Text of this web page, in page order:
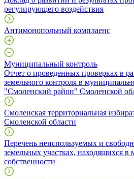
регулирующего воздействия
Антимонопольный комплаенс
Муниципальный контроль
Отчет о проведенных проверках в
земельного контроля в
"Смоленский район" Смоленской
Смоленская территориальная
Смоленской области
Перечень неиспользуемых и
земельных участках, находящихся в
собственности